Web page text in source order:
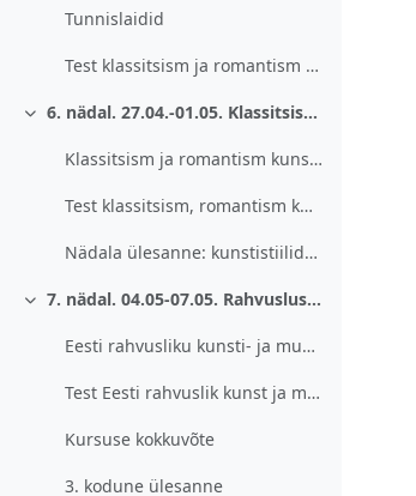
Tunnislaidid
Test klassitsism ja romantism muusikas
Ahenda 6. nädal. 27.04.-01.05. Klassitsism ja romantism kunstis. Realism.
Klassitsism ja romantism kunstis. Realism
Test klassitsism, romantism kunstis + realism
Nädala ülesanne: kunstistiilide tunnused
Ahenda 7. nädal. 04.05-07.05. Rahvuslus kunstis ja muusikas. Eesti rahvusliku kunsti ja muusika teke.
Eesti rahvusliku kunsti- ja muusikaelu kujunemine
Test Eesti rahvuslik kunst ja muusika
Kursuse kokkuvõte
3. kodune ülesanne